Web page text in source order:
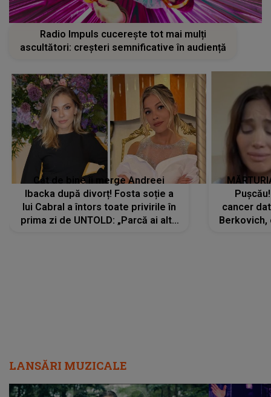
Radio Impuls cucerește tot mai mulți
ascultători: creșteri semnificative în audiență
Cât de bine îi merge Andreei
Ibacka după divorț! Fosta soție a
lui Cabral a întors toate privirile în
prima zi de UNTOLD: „Parcă ai altă
cancer
Berkovich,
LANSĂRI MUZICALE